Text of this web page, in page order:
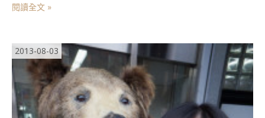
閱讀全文 »
2013-08-03